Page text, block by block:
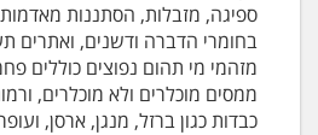
ספיגה, מזבלות, הסתננות
בחומרי הדברה ודשנים, ואתרים
מזהמי מי תהום נפוצים כוללים
ממסים מוכלרים ולא מוכלרים,
כבדות כגון ברזל, מנגן, ארסן,